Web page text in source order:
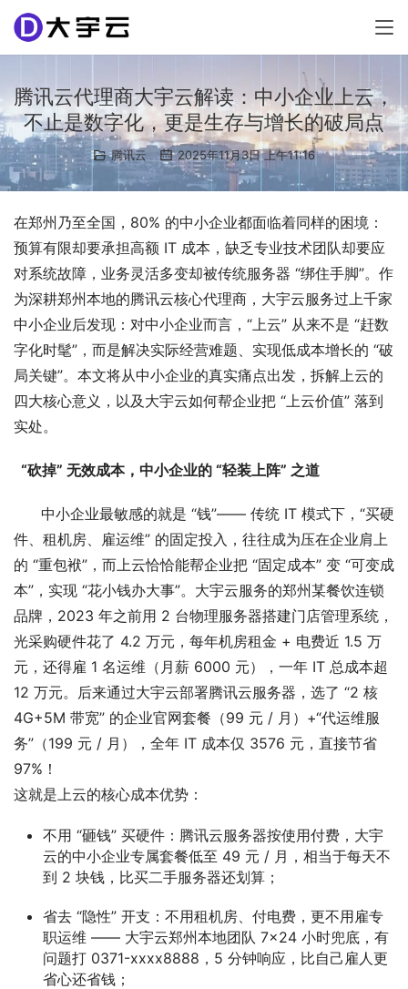
腾讯云代理商大宇云解读：中小企业上云，
不止是数字化，更是生存与增长的破局点
腾讯云 2025年11月3日 上午11:16
在郑州乃至全国，80% 的中小企业都面临着同样的困境：
预算有限却要承担高额 IT 成本，缺乏专业技术团队却要应
对系统故障，业务灵活多变却被传统服务器 “绑住手脚”。作
为深耕郑州本地的腾讯云核心代理商，大宇云服务过上千家
中小企业后发现：对中小企业而言，“上云” 从来不是 “赶数
字化时髦”，而是解决实际经营难题、实现低成本增长的 “破
局关键”。本文将从中小企业的真实痛点出发，拆解上云的
四大核心意义，以及大宇云如何帮企业把 “上云价值” 落到
实处。
“砍掉” 无效成本，中小企业的 “轻装上阵” 之道
中小企业最敏感的就是 “钱”—— 传统 IT 模式下，“买硬
件、租机房、雇运维” 的固定投入，往往成为压在企业肩上
的 “重包袱”，而上云恰恰能帮企业把 “固定成本” 变 “可变成
本”，实现 “花小钱办大事”。 大宇云服务的郑州某餐饮连锁
品牌，2023 年之前用 2 台物理服务器搭建门店管理系统，
光采购硬件花了 4.2 万元，每年机房租金 + 电费近 1.5 万
元，还得雇 1 名运维（月薪 6000 元），一年 IT 总成本超
12 万元。后来通过大宇云部署腾讯云服务器，选了 “2 核
4G+5M 带宽” 的企业官网套餐（99 元 / 月）+“代运维服
务”（199 元 / 月），全年 IT 成本仅 3576 元，直接节省
97%！
这就是上云的核心成本优势：
不用 “砸钱” 买硬件 ：腾讯云服务器按使用付费，大宇
云的中小企业专属套餐低至 49 元 / 月，相当于每天不
到 2 块钱，比买二手服务器还划算；
省去 “隐性” 开支 ：不用租机房、付电费，更不用雇专
职运维 —— 大宇云郑州本地团队 7×24 小时兜底，有
问题打 0371-xxxx8888，5 分钟响应，比自己雇人更
省心还省钱；